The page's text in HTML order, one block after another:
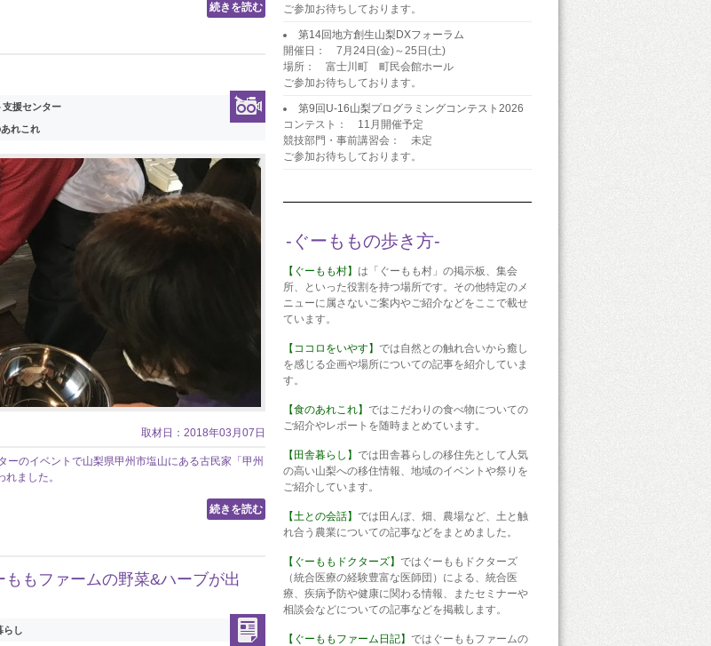
続きを読む
援センター
れこれ
取材日：2018年03月07日
のイベントで山梨県甲州市塩山にある古民家「甲州
ました。
続きを読む
もファームの野菜&ハーブが出
らし
ご参加お待ちしております。
第14回地方創生山梨DXフォーラム
開催日： 7月24日(金)～25日(土)
場所： 富士川町 町民会館ホール
ご参加お待ちしております。
第9回U-16山梨プログラミングコンテスト2026
コンテスト： 11月開催予定
競技部門・事前講習会： 未定
ご参加お待ちしております。
-ぐーももの歩き方-
【ぐーもも村】 は「ぐーもも村」の掲示板、集会
所、といった役割を持つ場所です。その他特定のメ
ニューに属さないご案内やご紹介などをここで載せ
ています。
【ココロをいやす】 では自然との触れ合いから癒し
を感じる企画や場所についての記事を紹介していま
す。
【食のあれこれ】 ではこだわりの食べ物についての
ご紹介やレポートを随時まとめています。
【田舎暮らし】 では田舎暮らしの移住先として人気
の高い山梨への移住情報、地域のイベントや祭りを
ご紹介しています。
【土との会話】 では田んぼ、畑、農場など、土と触
れ合う農業についての記事などをまとめました。
【ぐーももドクターズ】 ではぐーももドクターズ
（統合医療の経験豊富な医師団）による、統合医
療、疾病予防や健康に関わる情報、またセミナーや
相談会などについての記事などを掲載します。
【ぐーももファーム日記】 ではぐーももファームの